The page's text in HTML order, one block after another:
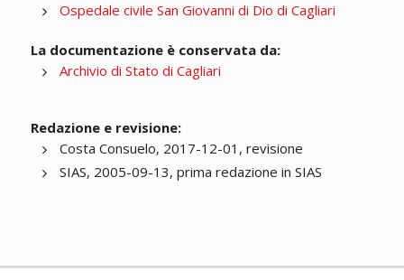
Ospedale civile San Giovanni di Dio di Cagliari
La documentazione è conservata da:
Archivio di Stato di Cagliari
Redazione e revisione:
Costa Consuelo, 2017-12-01, revisione
SIAS, 2005-09-13, prima redazione in SIAS